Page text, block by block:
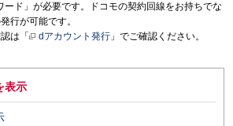
ード」が必要です。ドコモの契約回線をお持ちでな
行が可能です。
は「
dアカウント発行 」でご確認ください。
表示